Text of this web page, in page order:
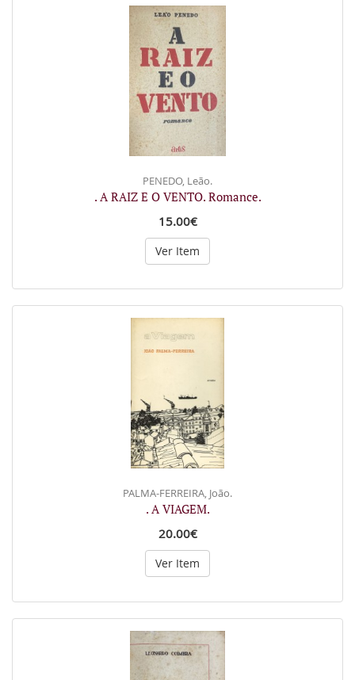
PENEDO, Leão.
. A RAIZ E O VENTO. Romance.
15.00€
Ver Item
PALMA-FERREIRA, João.
. A VIAGEM.
20.00€
Ver Item